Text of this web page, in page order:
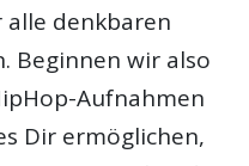
denkbaren
Beginnen wir also
Aufnahmen
Dir ermöglichen,